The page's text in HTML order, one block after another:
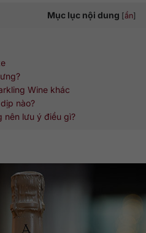
Mục lục nội dung [ẩn]
Wine khác
nào?
nên lưu ý điều gì?